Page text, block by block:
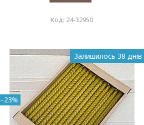
24-32950
–23%
Залишилось 38 днів